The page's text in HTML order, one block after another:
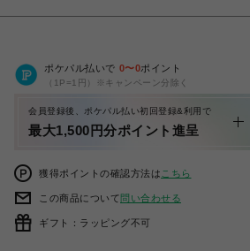
ポケパル払いで 0〜0ポイント
（1P=1円）※キャンペーン分除く
会員登録後、ポケパル払い初回登録&利用で
最大1,500円分ポイント進呈
獲得ポイントの確認方法は こちら
この商品について問い合わせる
ギフト：ラッピング不可